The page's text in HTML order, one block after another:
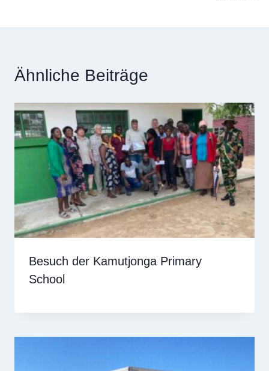
Ähnliche Beiträge
Besuch der Kamutjonga Primary
School